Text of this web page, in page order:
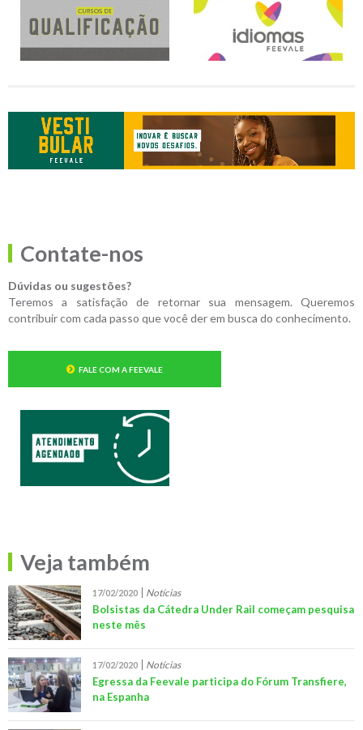
Contate-nos
Dúvidas ou sugestões?
Teremos a satisfação de retornar sua mensagem. Queremos
contribuir com cada passo que você der em busca do conhecimento.
FALE COM A FEEVALE
Veja também
17/02/2020 Notícias
Bolsistas da Cátedra Under Rail começam pesquisa
neste mês
17/02/2020 Notícias
Egressa da Feevale participa do Fórum Transfiere,
na Espanha